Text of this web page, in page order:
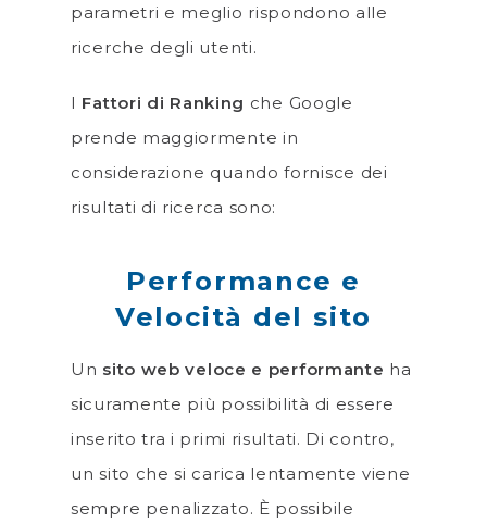
parametri e meglio rispondono alle
ricerche degli utenti.
I Fattori di Ranking che Google
prende maggiormente in
considerazione quando fornisce dei
risultati di ricerca sono:
Performance e
Velocità del sito
Un sito web veloce e performante ha
sicuramente più possibilità di essere
inserito tra i primi risultati. Di contro,
un sito che si carica lentamente viene
sempre penalizzato. È possibile